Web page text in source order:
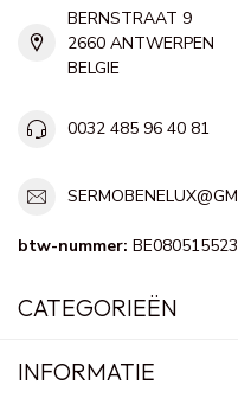
BERNSTRAAT 9
2660 ANTWERPEN
BELGIE
0032 485 96 40 81
btw-nummer:
CATEGORIEËN
INFORMATIE